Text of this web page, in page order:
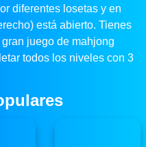
diferentes losetas y en
está abierto. Tienes
juego de mahjong
todos los niveles con 3